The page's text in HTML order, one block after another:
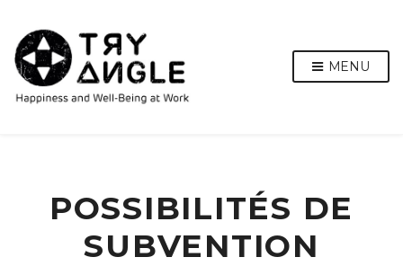
MENU
POSSIBILITÉS DE
SUBVENTION